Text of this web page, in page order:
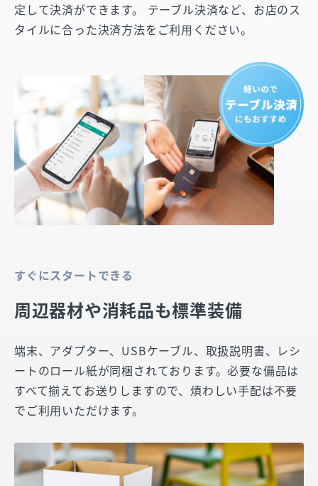
定して決済ができます。 テーブル決済など、お店のス
タイルに合った決済方法をご利用ください。
すぐにスタートできる
周辺器材や消耗品も標準装備
端末、アダプター、USBケーブル、取扱説明書、レシ
ートのロール紙が同梱されております。必要な備品は
すべて揃えてお送りしますので、煩わしい手配は不要
でご利用いただけます。